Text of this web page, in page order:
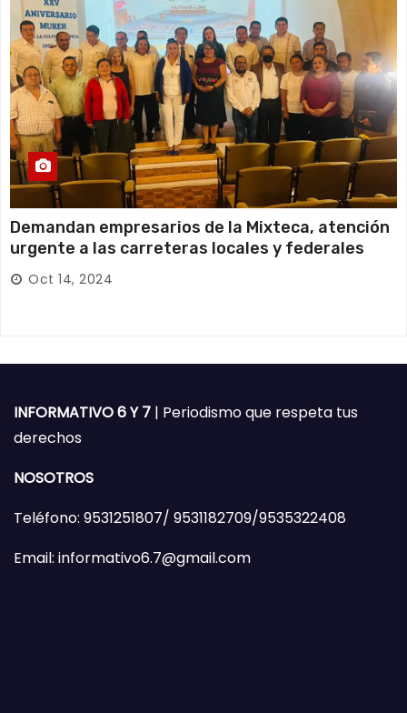
Demandan empresarios de la Mixteca, atención
urgente a las carreteras locales y federales
Oct 14, 2024
INFORMATIVO 6 Y 7 | Periodismo que respeta tus
derechos
NOSOTROS
Teléfono: 9531251807/ 9531182709/9535322408
Email: informativo6.7@gmail.com